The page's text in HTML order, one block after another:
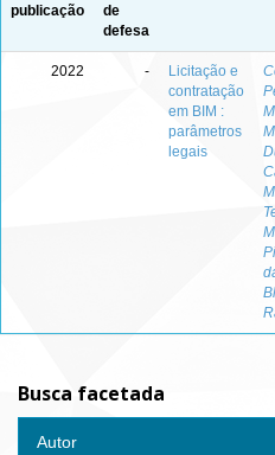
publicação
de
defesa
2022 -
Licitação e
contratação
em BIM :
parâmetros
legais
Busca facetada
Autor